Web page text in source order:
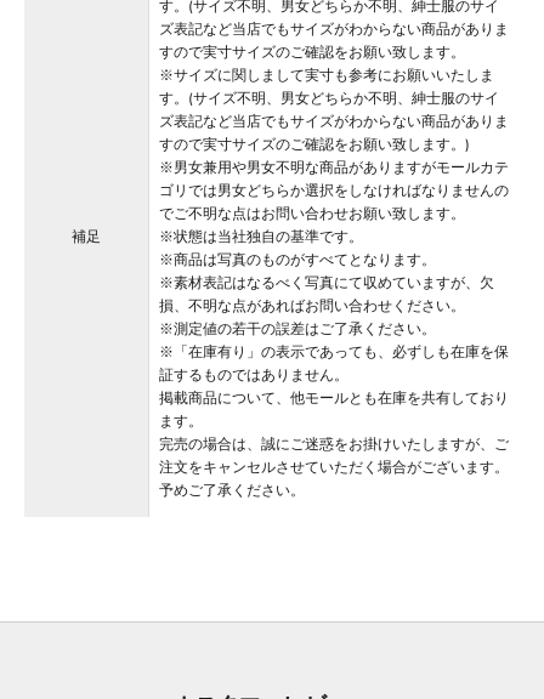
補足
す。(サイズ不明、男女どちらか不明、紳士服のサイ
ズ表記など当店でもサイズがわからない商品がありま
すので実寸サイズのご確認をお願い致します。
※サイズに関しまして実寸も参考にお願いいたしま
す。(サイズ不明、男女どちらか不明、紳士服のサイ
ズ表記など当店でもサイズがわからない商品がありま
すので実寸サイズのご確認をお願い致します。)
※男女兼用や男女不明な商品がありますがモールカテ
ゴリでは男女どちらか選択をしなければなりませんの
でご不明な点はお問い合わせお願い致します。
※状態は当社独自の基準です。
※商品は写真のものがすべてとなります。
※素材表記はなるべく写真にて収めていますが、欠
損、不明な点があればお問い合わせください。
※測定値の若干の誤差はご了承ください。
※「在庫有り」の表示であっても、必ずしも在庫を保
証するものではありません。
掲載商品について、他モールとも在庫を共有しており
ます。
完売の場合は、誠にご迷惑をお掛けいたしますが、ご
注文をキャンセルさせていただく場合がございます。
予めご了承ください。